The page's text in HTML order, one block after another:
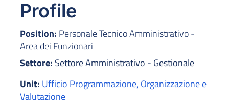
Profile
Position: Personale Tecnico Amministrativo -
Area dei Funzionari
Settore: Settore Amministrativo - Gestionale
Unit: Ufficio Programmazione, Organizzazione e
Valutazione